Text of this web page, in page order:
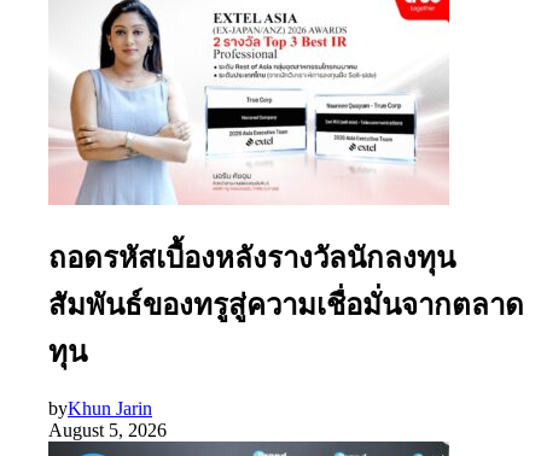
ถอดรหัสเบื้องหลังรางวัลนักลงทุน
สัมพันธ์ของทรูสู่ความเชื่อมั่นจากตลาด
ทุน
byKhun Jarin
August 5, 2026